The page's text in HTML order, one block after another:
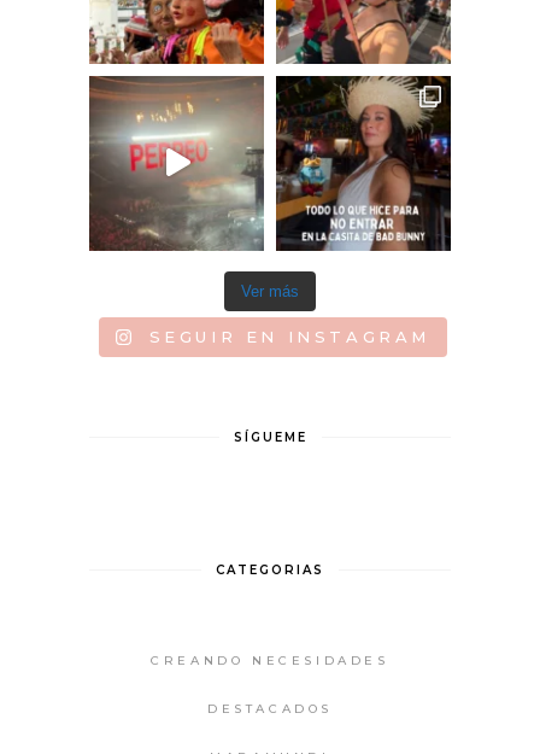
Ver más
SEGUIR EN INSTAGRAM
SÍGUEME
CATEGORIAS
CREANDO NECESIDADES
DESTACADOS